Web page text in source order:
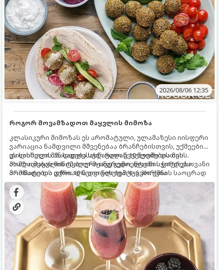
2026/08/06 12:35
როგორ მოვამზადოთ მაყვლის მიმოზა
კლასიკური მიმოზას ეს არომატული, ულამაზესი იისფერი
ვარიაცია ნამდვილი მშვენებაა ბრანჩებისთვის, უქმეების
დილისთვის ან სადღესასწაულო წვეულებებისთვის.
ახალი მაყვლის ტკბილ-მჟავე გემო, ლაიმის ციტრუსოვანი
არომატი და ცქრიალა ღვინის ბუშტუკები ქმნის საოცრად
დახვეწილ და მაგრილებელ კოქტეილს.
ეს სასმელი მზადდება სულ რაღაც 10 წუთში და მის
მომზადებას მინიმალური ინგრედიენტები სჭირდება.
მომზადების დრო: 10 წუთი ულუფა: 4–6 პორცია